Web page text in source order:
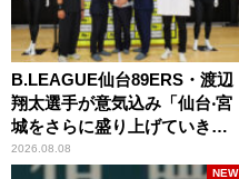
B.LEAGUE仙台89ERS・渡辺
翔太選手が意気込み「仙台‧宮
城をさらに盛り上げていきた
いです」
2026.08.08
NEW